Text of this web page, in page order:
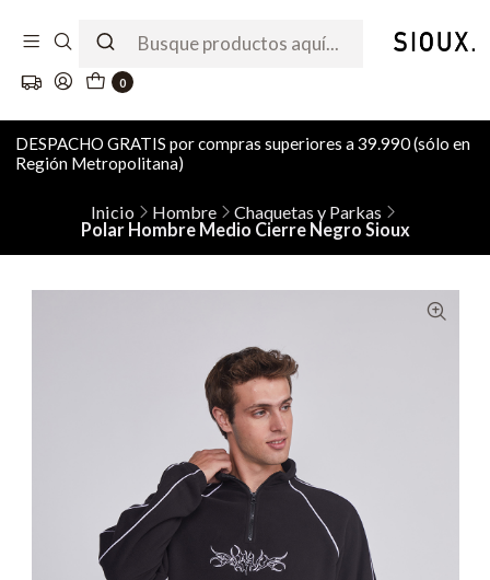
0
DESPACHO GRATIS por compras superiores a 39.990 (sólo en
Región Metropolitana)
Inicio Hombre
Chaquetas y Parkas
Polar Hombre Medio Cierre Negro Sioux